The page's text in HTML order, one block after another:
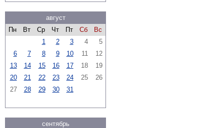
август
Пн
Вт Ср Чт Пт Сб
Вс
1
2 3 4
5
6
7 8 9 10 11
12
13
14 15 16 17 18
19
20
21 22 23 24 25
26
27
28 29 30 31
сентябрь